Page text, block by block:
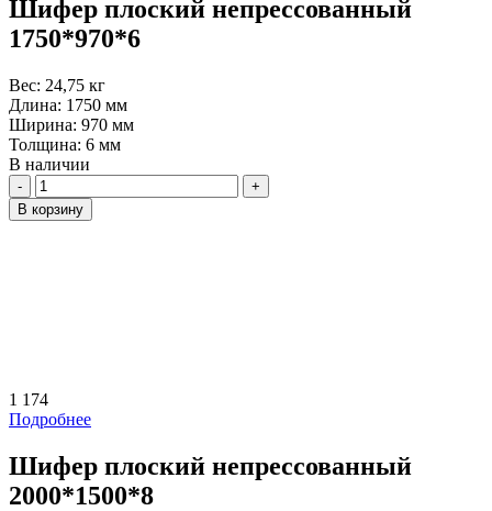
Шифер плоский непрессованный
1750*970*6
Вес: 24,75 кг
Длина: 1750 мм
Ширина: 970 мм
Толщина: 6 мм
В наличии
Количество
В корзину
1 174
Подробнее
Шифер плоский непрессованный
2000*1500*8